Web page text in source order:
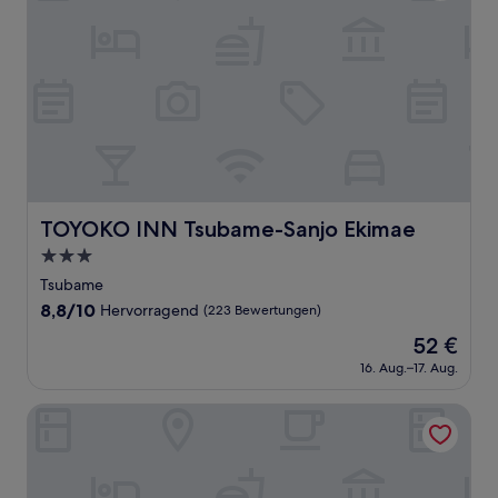
TOYOKO INN Tsubame-Sanjo Ekimae
TOYOKO INN Tsubame-Sanjo Ekimae
3.0-
Sterne-
Unterkunft
Tsubame
8.8
Bewertungen)
8,8/10 Hervorragend (223 Bewertungen)
Der
Preis
beträgt
52 €
16. Aug.–17. Aug.